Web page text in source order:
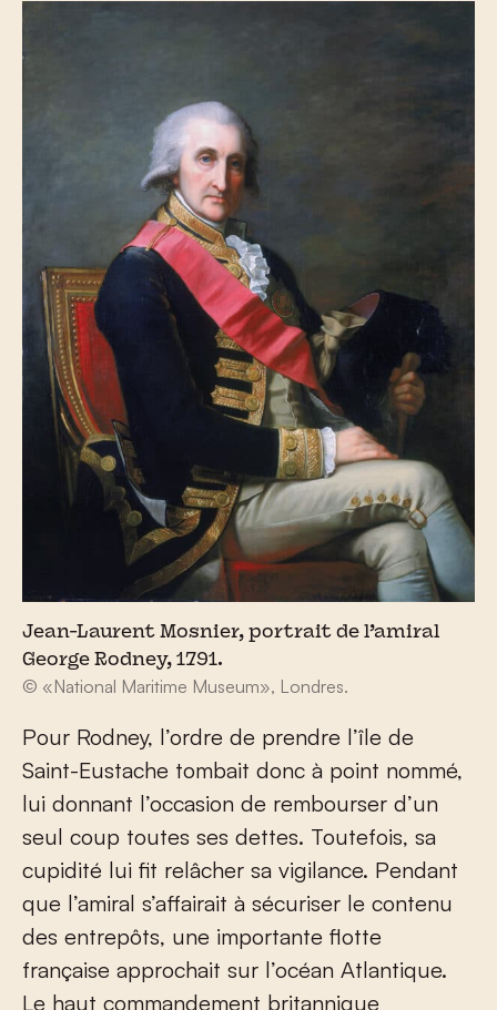
Jean-Laurent Mosnier, portrait de l’amiral
George Rodney, 1791.
© «National Maritime Museum», Londres.
Pour Rodney, l’ordre de prendre l’île de
Saint-Eustache tombait donc à point nommé,
lui donnant l’occasion de rembourser d’un
seul coup toutes ses dettes. Toutefois, sa
cupidité lui fit relâcher sa vigilance. Pendant
que l’amiral s’affairait à sécuriser le contenu
des entrepôts, une importante flotte
française approchait sur l’océan Atlantique.
Le haut commandement britannique